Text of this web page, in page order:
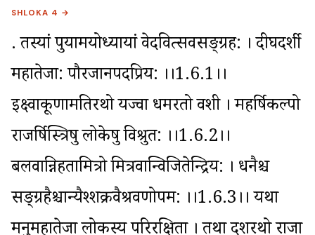
SHLOKA 4 →
. तस्यां पुर्यामयोध्यायां वेदवित्सर्वसङ्ग्रह: । दीर्घदर्शी
महातेजा: पौरजानपदप्रिय: ।।1.6.1।।
इक्ष्वाकूणामतिरथो यज्वा धर्मरतो वशी । महर्षिकल्पो
राजर्षिस्त्रिषु लोकेषु विश्रुत: ।।1.6.2।।
बलवान्निहतामित्रो मित्रवान्विजितेन्द्रिय: । धनैश्च
सङ्ग्रहैश्चान्यैश्शक्रवैश्रवणोपम: ।।1.6.3।। यथा